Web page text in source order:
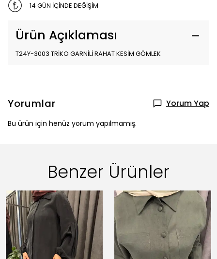
14 GÜN İÇİNDE DEĞİŞİM
Ürün Açıklaması
T24Y-3003 TRİKO GARNİLİ RAHAT KESİM GÖMLEK
Yorumlar Yorum Yap
Bu ürün için henüz yorum yapılmamış.
Benzer Ürünler